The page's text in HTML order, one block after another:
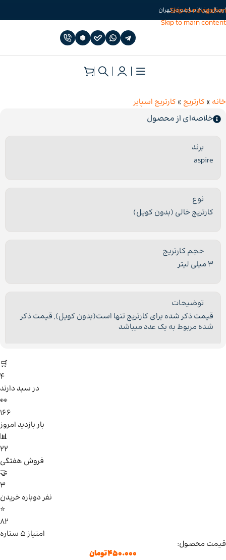
Skip to navigation
Skip to main content
ارسال زیر 3 ساعت در تهران
خانه » کارتریج » کارتریج اسپایر
خلاصه‌ای از محصول
برند
aspire
نوع
کارتریج خالی (بدون کویل)
حجم کارتریج
3 میلی لیتر
توضیحات
قیمت ذکر شده برای کارتریج تنها است(بدون کویل),قیمت ذکر
شده مربوط به یک عدد میباشد
🛒
4
در سبد دارند
👀
166
بار بازدید امروز
📊
22
فروش هفتگی
🤝
3
نفر دوباره خریدن
⭐
82
امتیاز ۵ ستاره
قیمت محصول:
۴۵۰.۰۰۰تومان